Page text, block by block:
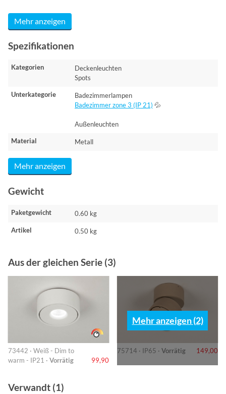
Mehr anzeigen
Spezifikationen
Kategorien
Deckenleuchten
Spots
Unterkategorie
Badezimmerlampen
Badezimmer zone 3 (IP 21) 💦
Außenleuchten
Material Metall
Mehr anzeigen
Gewicht
Paketgewicht 0.60 kg
Artikel 0.50 kg
Aus der gleichen Serie (3)
73442 · Weiß - Dim to
warm - IP21 · Vorrätig 99,90
75714 · IP65 · Vorrätig 149,00
Mehr anzeigen (2)
Verwandt (1)